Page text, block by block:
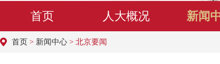
首页 人大概况 新闻
首页 > 新闻中心 > 北京要闻